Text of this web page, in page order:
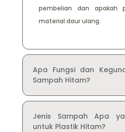
pembelian dan apakah
material daur ulang.
Apa Fungsi dan
Sampah Hitam?
Jenis Sampah Apa
untuk Plastik Hitam?